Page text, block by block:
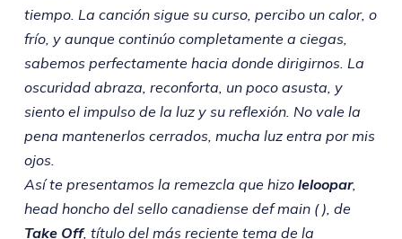
tiempo. La canción sigue su curso, percibo un calor, o
frío, y aunque continúo completamente a ciegas,
sabemos perfectamente hacia donde dirigirnos. La
oscuridad abraza, reconforta, un poco asusta, y
siento el impulso de la luz y su reflexión. No vale la
pena mantenerlos cerrados, mucha luz entra por mis
ojos.
Así te presentamos la remezcla que hizo leloopar,
head honcho del sello canadiense def main ( ), de
Take Off, título del más reciente tema de la